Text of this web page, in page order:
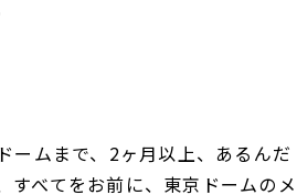
ームまで、2ヶ月以上、あるんだ
べてをお前に、東京ドームのメ